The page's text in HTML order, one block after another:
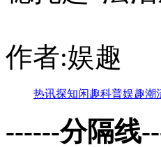
作者:娱趣
热讯探知闲趣科普娱趣潮
------分隔线